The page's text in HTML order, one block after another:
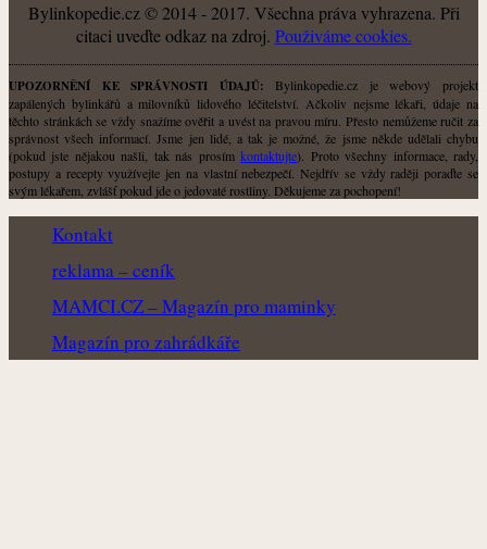
Bylinkopedie.cz © 2014 - 2017. Všechna práva vyhrazena. Při
citaci uveďte odkaz na zdroj. Použiváme cookies.
UPOZORNĚNÍ KE SPRÁVNOSTI ÚDAJŮ: Bylinkopedie.cz je webový projekt
zapálených bylinkářů a milovníků lidového léčitelství. Ačkoliv nejsme lékaři, údaje na
těchto stránkách se vždy snažíme ověřit a uvést na pravou míru. Přesto nemůžeme ručit za
správnost všech informací. Jsme jen lidé, a tak je možné, že jsme někde udělali chybu
(pokud jste nějakou našli, tak nás prosímkontaktujte). Proto všechny informace, rady,
postupy a recepty využívejte jen na vlastní nebezpečí. Nejdřív se vždy raději poraďte se
svým lékařem, zvlášť pokud jde o jedovaté rostliny. Děkujeme za pochopení!
Kontakt
reklama – ceník
MAMCI.CZ – Magazín pro maminky
Magazín pro zahrádkáře